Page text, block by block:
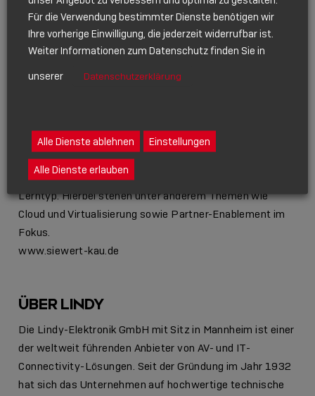
mehrwertige Dienstleistungspakete, speziell auf aktuelle
Kundenbedürfnisse zugeschnitten. Die Siewert & Kau
Logistics übernimmt die komplette Palette aller
Warehousing und Cargo. Die Siewert & Kau Services
digitalen Transformation hat Siewert & Kau die Academy
ins Leben gerufen: eine digitale Lernkultur mit
unterschiedlichen Methoden für jeden erdenklichen
Lerntyp. Hierbei stehen unter anderem Themen wie
Cloud und Virtualisierung sowie Partner-Enablement im
Fokus.
www.siewert-kau.de
ÜBER LINDY
Die Lindy-Elektronik GmbH mit Sitz in Mannheim ist einer
der weltweit führenden Anbieter von AV- und IT-
Connectivity-Lösungen. Seit der Gründung im Jahr 1932
hat sich das Unternehmen auf hochwertige technische
Für die Verwendung bestimmter Dienste benötigen wir
Ihre vorherige Einwilligung, die jederzeit widerrufbar ist.
Weiter Informationen zum Datenschutz finden Sie in
unserer
Datenschutzerklärung
Alle Dienste ablehnen Einstellungen
Alle Dienste erlauben